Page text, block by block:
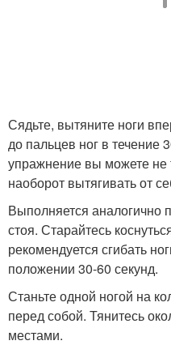
Сядьте, вытяните ноги
до пальцев ног в течение
упражнение вы можете не
наоборот вытягивать от
Выполняется
стоя. Старайтесь
рекомендуется сгибать
положении 30-60 секунд.
Станьте одной ногой на
перед собой. Тянитесь
местами.